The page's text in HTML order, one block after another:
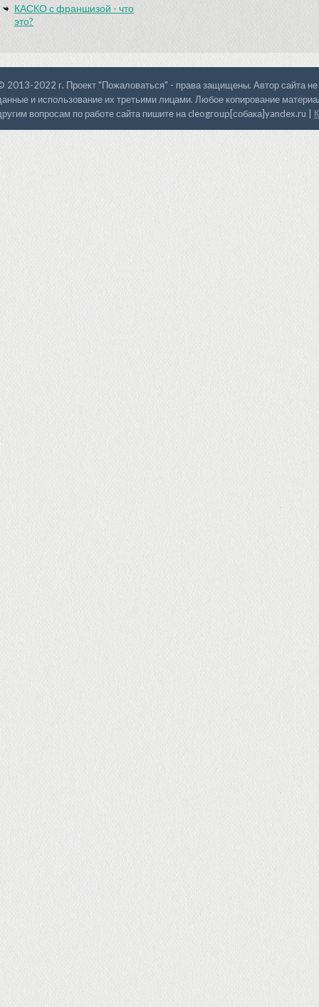
КАСКО с франшизой - что
это?
2013-2022 г. Проект "Пожаловаться" - права защищены. Автор сайта не
и использование их третьими лицами. Любое копирование
вопросам по работе сайта пишите на cleogroup[собака]yandex.ru |